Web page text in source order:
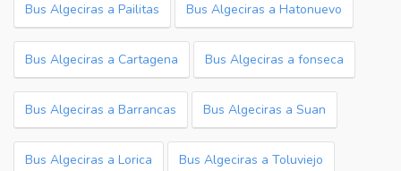
Bus Algeciras a Pailitas Bus Algeciras a Hatonuevo
Bus Algeciras a Cartagena Bus Algeciras a fonseca
Bus Algeciras a Barrancas Bus Algeciras a Suan
Bus Algeciras a Lorica Bus Algeciras a Toluviejo